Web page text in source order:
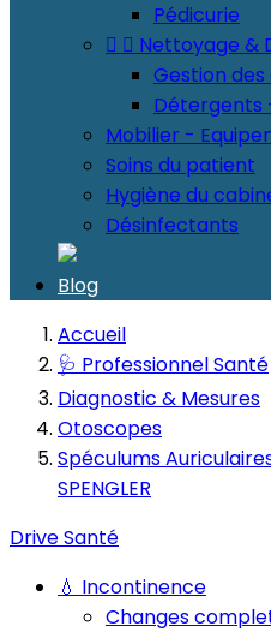
Pédicurie
  Nettoyage &
Gestion
Détergents
Mobilier -
Soins du patient
Hygiène du
Désinfectants
Blog
Accueil
🩺 Professionnel Santé
Diagnostic & Mesures
Otoscopes
Spéculums
SPENGLER
Drive Santé
💧 Incontinence
Changes